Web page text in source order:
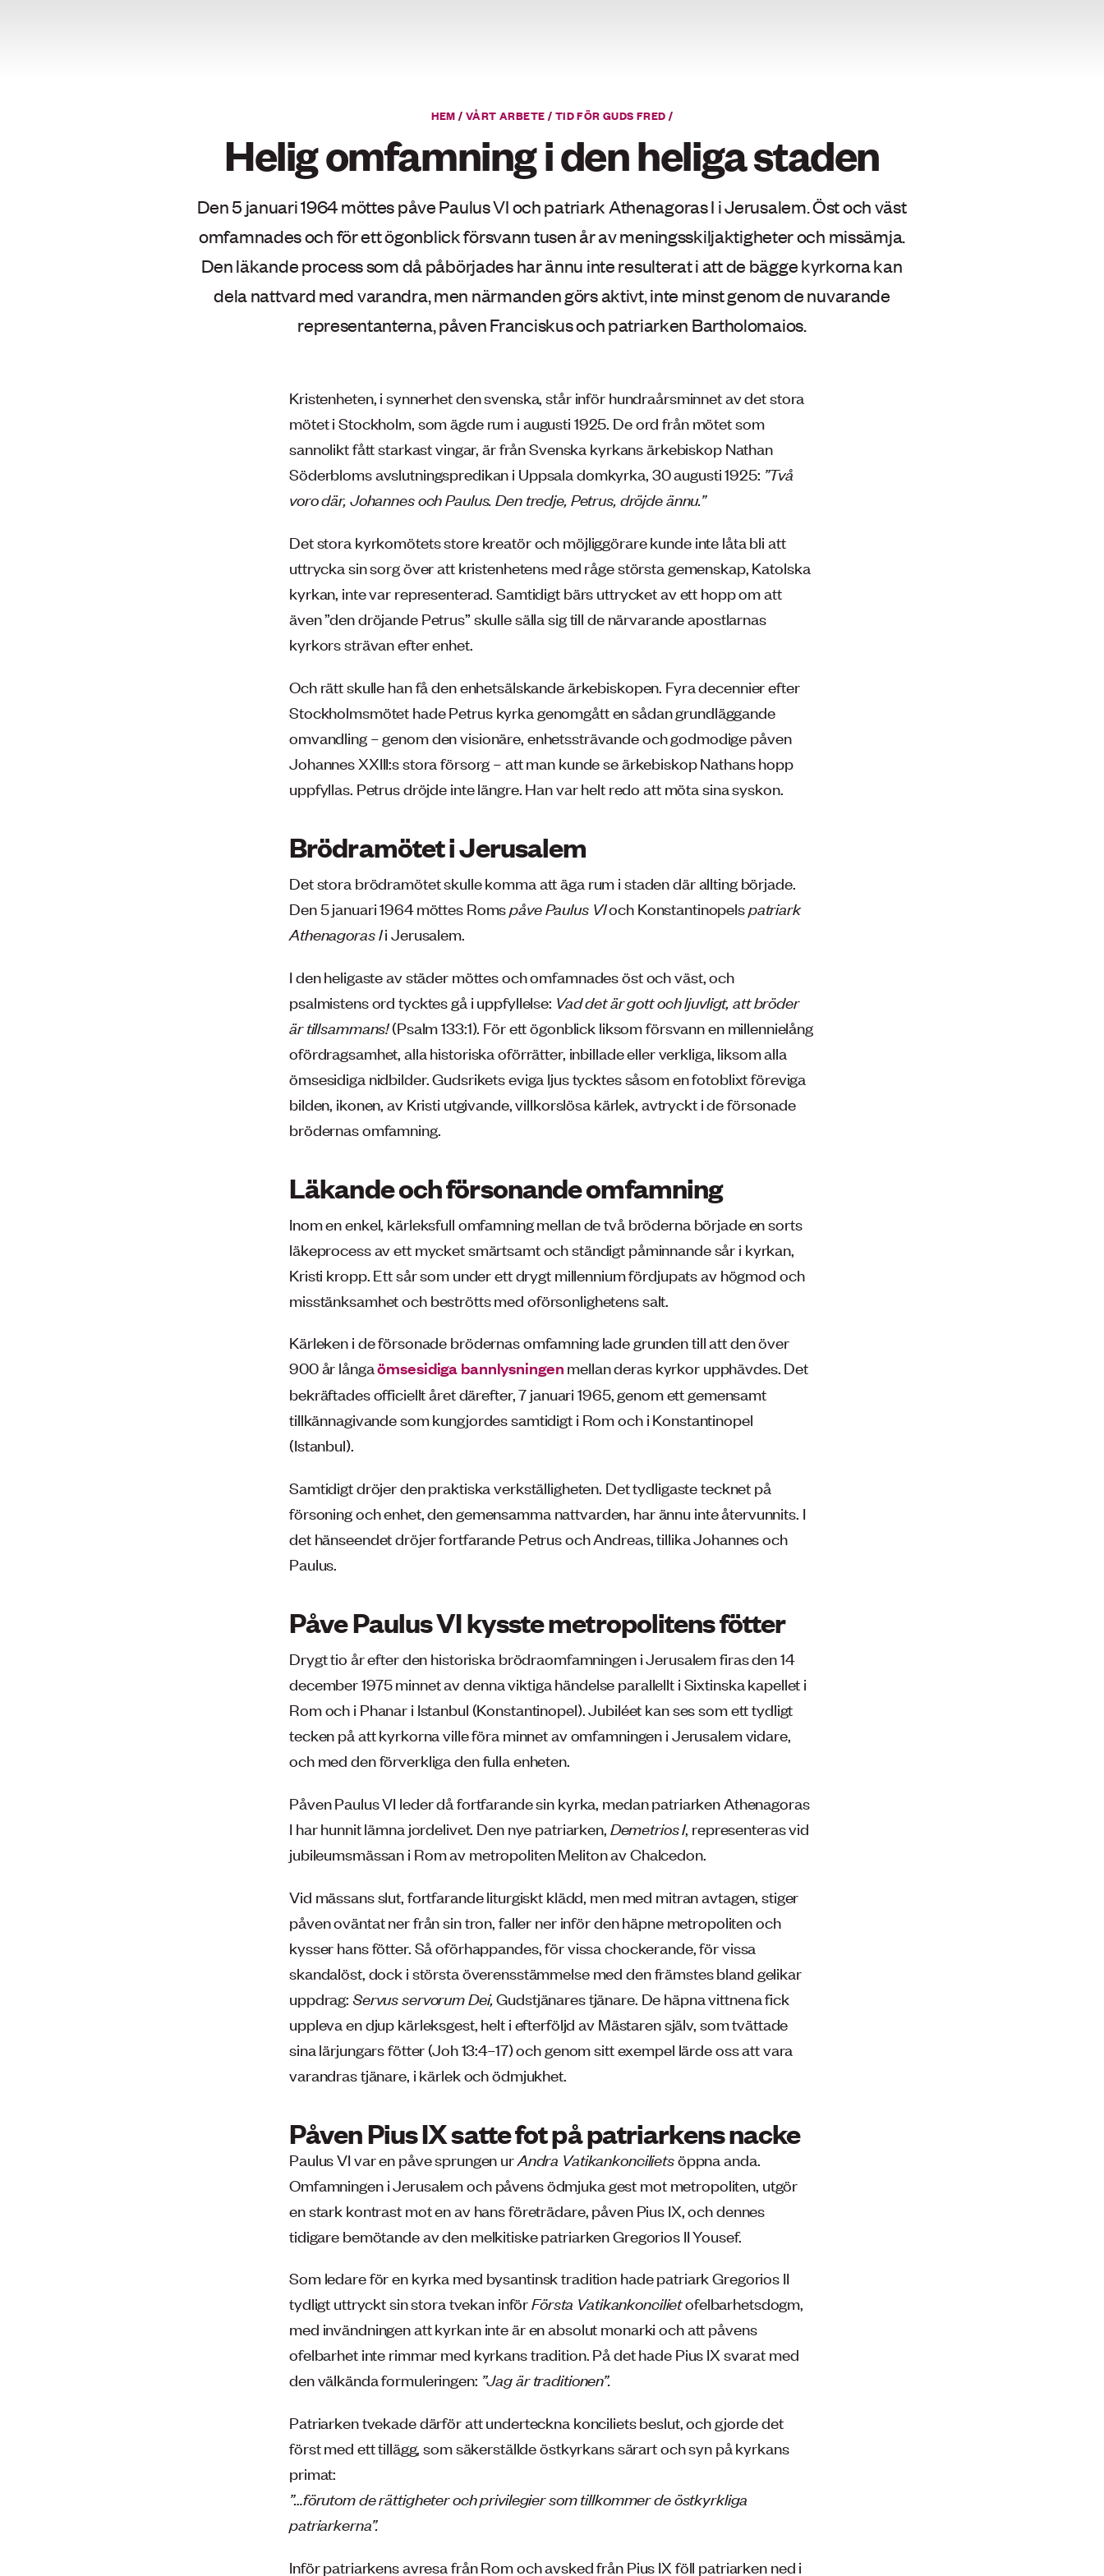
HEM / VÅRT ARBETE / TID FÖR GUDS FRED /
Helig omfamning i den heliga staden
Den 5 januari 1964 möttes påve Paulus VIoch patriarkAthenagoras I i Jerusalem. Öst och väst
omfamnades och för ett ögonblick försvann tusen år av meningsskiljaktigheter och missämja.
Den läkande process som då påbörjades har ännu inte resulterat i att de bägge kyrkorna kan
dela nattvard med varandra, men närmanden görs aktivt, inte minst genom de nuvarande
representanterna, påven Franciskus och patriarken Bartholomaios.
Kristenheten, i synnerhet den svenska, står inför hundraårsminnet av det stora
mötet i Stockholm, som ägde rum i augusti 1925. De ord från mötet som
sannolikt fått starkast vingar, är från Svenska kyrkans ärkebiskop Nathan
Söderbloms avslutningspredikan i Uppsala domkyrka, 30 augusti 1925: ”Två
voro där, Johannes och Paulus. Den tredje, Petrus, dröjde ännu.”
Det stora kyrkomötets store kreatör och möjliggörare kunde inte låta bli att
uttrycka sin sorg över att kristenhetens med råge största gemenskap, Katolska
kyrkan, inte var representerad. Samtidigt bärs uttrycket av ett hopp om att
även ”den dröjande Petrus” skulle sälla sig till de närvarande apostlarnas
kyrkors strävan efter enhet.
Och rätt skulle han få den enhetsälskande ärkebiskopen. Fyra decennier efter
Stockholmsmötet hade Petrus kyrka genomgått en sådan grundläggande
omvandling – genom den visionäre, enhetssträvande och godmodige påven
Johannes XXIII:s stora försorg – att man kunde se ärkebiskop Nathans hopp
uppfyllas. Petrus dröjde inte längre. Han var helt redo att möta sina syskon.
Brödramötet i Jerusalem
Det stora brödramötet skulle komma att äga rum i staden där allting började.
Den 5 januari 1964 möttes RomspåvePaulus VIoch Konstantinopelspatriark
Athenagoras Ii Jerusalem.
I den heligaste av städer möttes och omfamnades öst och väst, och
psalmistens ord tycktes gå i uppfyllelse: Vad det är gott och ljuvligt, att bröder
är tillsammans!(Psalm 133:1). För ett ögonblick liksom försvann en millennielång
ofördragsamhet, alla historiska oförrätter, inbillade eller verkliga, liksom alla
ömsesidiga nidbilder. Gudsrikets eviga ljus tycktes såsom en fotoblixt föreviga
bilden, ikonen, av Kristi utgivande, villkorslösa kärlek, avtryckt i de försonade
brödernas omfamning.
Läkande och försonande omfamning
Inom en enkel, kärleksfull omfamning mellan de två bröderna började en sorts
läkeprocess av ett mycket smärtsamt och ständigt påminnande sår i kyrkan,
Kristi kropp. Ett sår som under ett drygt millennium fördjupats av högmod och
misstänksamhet och beströtts med oförsonlighetens salt.
Kärleken i de försonade brödernas omfamning lade grunden till att den över
900 år långaömsesidiga bannlysningen mellan deras kyrkor upphävdes. Det
bekräftades officiellt året därefter, 7 januari 1965, genom ett gemensamt
tillkännagivande som kungjordes samtidigt i Rom och i Konstantinopel
(Istanbul).
Samtidigt dröjer den praktiska verkställigheten. Det tydligaste tecknet på
försoning och enhet, den gemensamma nattvarden, har ännu inte återvunnits. I
det hänseendet dröjer fortfarande Petrus och Andreas, tillika Johannes och
Paulus.
Påve Paulus VI kysste metropolitens fötter
Drygt tio år efter den historiska brödraomfamningen i Jerusalem firas den 14
december 1975 minnet av denna viktiga händelse parallellt i Sixtinska kapellet i
Rom och i Phanar i Istanbul (Konstantinopel). Jubiléet kan ses som ett tydligt
tecken på att kyrkorna ville föra minnet av omfamningen i Jerusalem vidare,
och med den förverkliga den fulla enheten.
Påven Paulus VI leder då fortfarande sin kyrka, medan patriarken Athenagoras
I har hunnit lämna jordelivet. Den nye patriarken, Demetrios I, representeras vid
jubileumsmässan i Rom av metropoliten Meliton av Chalcedon.
Vid mässans slut, fortfarande liturgiskt klädd, men med mitran avtagen, stiger
påven oväntat ner från sin tron, faller ner inför den häpne metropoliten och
kysser hans fötter. Så oförhappandes, för vissa chockerande, för vissa
skandalöst, dock i största överensstämmelse med den främstes bland gelikar
uppdrag: Servus servorum Dei, Gudstjänares tjänare. De häpna vittnena fick
uppleva en djup kärleksgest, helt i efterföljd av Mästaren själv, som tvättade
sina lärjungars fötter (Joh 13:4–17) och genom sitt exempel lärde oss att vara
varandras tjänare, i kärlek och ödmjukhet.
Påven Pius IX satte fot på patriarkens nacke
Paulus VI var en påve sprungen urAndra Vatikankoncilietsöppna anda.
Omfamningen i Jerusalem och påvens ödmjuka gest mot metropoliten, utgör
en stark kontrast mot en av hans företrädare, påven Pius IX, och dennes
tidigare bemötande av den melkitiske patriarken Gregorios II Yousef.
Som ledare för en kyrka med bysantinsk tradition hade patriark Gregorios II
tydligt uttryckt sin stora tvekan införFörsta Vatikankoncilietofelbarhetsdogm,
med invändningen att kyrkan inte är en absolut monarki och att påvens
ofelbarhet inte rimmar med kyrkans tradition. På det hade Pius IX svarat med
den välkända formuleringen: ”Jag är traditionen”.
Patriarken tvekade därför att underteckna konciliets beslut, och gjorde det
först med ett tillägg, som säkerställde östkyrkans särart och syn på kyrkans
primat:
”…förutom de rättigheter och privilegier som tillkommer de östkyrkliga
patriarkerna”.
Inför patriarkens avresa från Rom och avsked från Pius IX föll patriarken ned i